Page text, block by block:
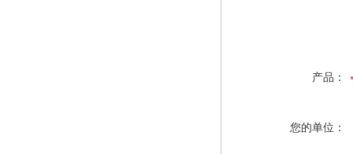
产品：
您的单位：